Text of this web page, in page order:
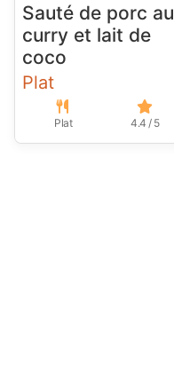
Sauté de porc au
curry et lait de
coco
Plat
Plat 4.4 / 5